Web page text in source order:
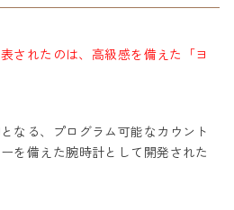
されたのは、高級感を備えた「ヨ
なる、プログラム可能なカウント
を備えた腕時計として開発された